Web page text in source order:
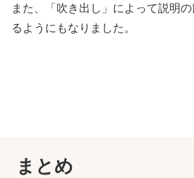
また、「吹き出し」によって説明
るようにもなりました。
まとめ